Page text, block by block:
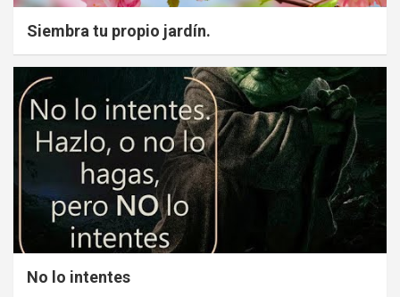
Siembra tu propio jardín.
No lo intentes